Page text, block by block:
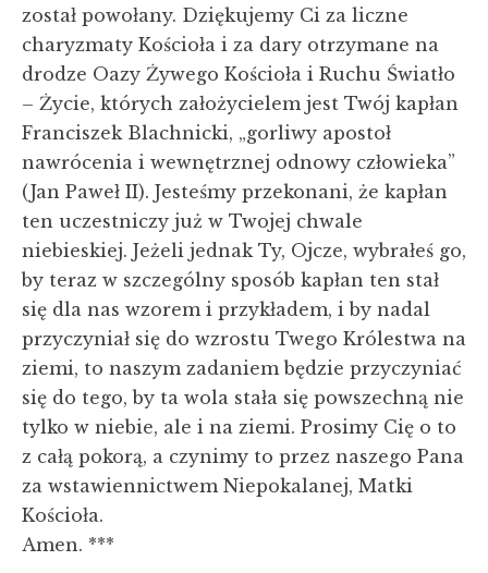
został powołany. Dziękujemy Ci za liczne
charyzmaty Kościoła i za dary otrzymane na
drodze Oazy Żywego Kościoła i Ruchu Światło
– Życie, których założycielem jest Twój kapłan
Franciszek Blachnicki, „gorliwy apostoł
nawrócenia i wewnętrznej odnowy człowieka”
(Jan Paweł II). Jesteśmy przekonani, że kapłan
ten uczestniczy już w Twojej chwale
niebieskiej. Jeżeli jednak Ty, Ojcze, wybrałeś go,
by teraz w szczególny sposób kapłan ten stał
się dla nas wzorem i przykładem, i by nadal
przyczyniał się do wzrostu Twego Królestwa na
ziemi, to naszym zadaniem będzie przyczyniać
się do tego, by ta wola stała się powszechną nie
tylko w niebie, ale i na ziemi. Prosimy Cię o to
z całą pokorą, a czynimy to przez naszego Pana
za wstawiennictwem Niepokalanej, Matki
Kościoła.
Amen. ***